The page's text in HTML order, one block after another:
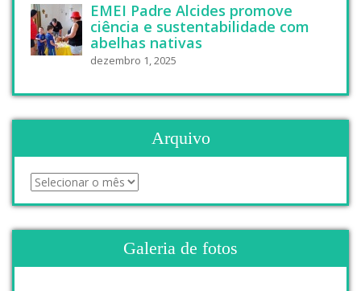
EMEI Padre Alcides promove
ciência e sustentabilidade com
abelhas nativas
dezembro 1, 2025
Arquivo
Galeria de fotos